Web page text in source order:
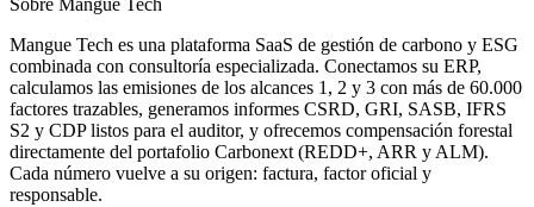
Sobre Mangue Tech
Mangue Tech es una plataforma SaaS de gestión de carbono y ESG
combinada con consultoría especializada. Conectamos su ERP,
calculamos las emisiones de los alcances 1, 2 y 3 con más de 60.000
factores trazables, generamos informes CSRD, GRI, SASB, IFRS
S2 y CDP listos para el auditor, y ofrecemos compensación forestal
directamente del portafolio Carbonext (REDD+, ARR y ALM).
Cada número vuelve a su origen: factura, factor oficial y
responsable.